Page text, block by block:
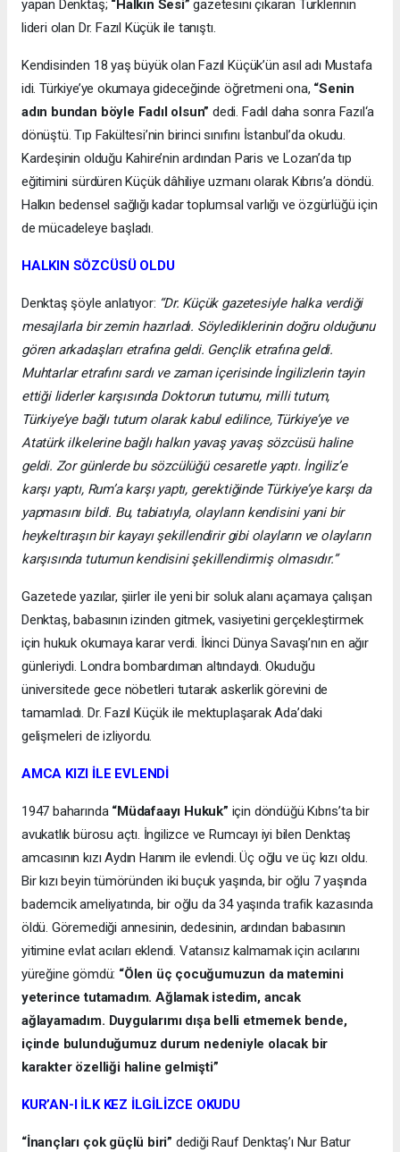
yapan Denktaş; “Halkın Sesi”gazetesini çıkaran Türklerinin
lideri olan Dr. Fazıl Küçük ile tanıştı.
Kendisinden 18 yaş büyük olan Fazıl Küçük’ün asıl adı Mustafa
idi. Türkiye’ye okumaya gideceğinde öğretmeni ona, “Senin
adın bundan böyle Fadıl olsun” dedi. Fadıl daha sonra Fazıl‘a
dönüştü. Tıp Fakültesi’nin birinci sınıfını İstanbul’da okudu.
Kardeşinin olduğu Kahire’nin ardından Paris ve Lozan’da tıp
eğitimini sürdüren Küçük dâhiliye uzmanı olarak Kıbrıs’a döndü.
Halkın bedensel sağlığı kadar toplumsal varlığı ve özgürlüğü için
de mücadeleye başladı.
HALKIN SÖZCÜSÜ OLDU
Denktaş şöyle anlatıyor: “Dr. Küçük gazetesiyle halka verdiği
mesajlarla bir zemin hazırladı. Söylediklerinin doğru olduğunu
gören arkadaşları etrafına geldi. Gençlik etrafına geldi.
Muhtarlar etrafını sardı ve zaman içerisinde İngilizlerin tayin
ettiği liderler karşısında Doktorun tutumu, milli tutum,
Türkiye’ye bağlı tutum olarak kabul edilince, Türkiye’ye ve
Atatürk ilkelerine bağlı halkın yavaş yavaş sözcüsü haline
geldi. Zor günlerde bu sözcülüğü cesaretle yaptı. İngiliz’e
karşı yaptı, Rum’a karşı yaptı, gerektiğinde Türkiye’ye karşı da
yapmasını bildi. Bu, tabiatıyla, olayların kendisini yani bir
heykeltıraşın bir kayayı şekillendirir gibi olayların ve olayların
karşısında tutumun kendisini şekillendirmiş olmasıdır.”
Gazetede yazılar, şiirler ile yeni bir soluk alanı açamaya çalışan
Denktaş, babasının izinden gitmek, vasiyetini gerçekleştirmek
için hukuk okumaya karar verdi. İkinci Dünya Savaşı’nın en ağır
günleriydi. Londra bombardıman altındaydı. Okuduğu
üniversitede gece nöbetleri tutarak askerlik görevini de
tamamladı. Dr. Fazıl Küçük ile mektuplaşarak Ada’daki
gelişmeleri de izliyordu.
AMCA KIZI İLE EVLENDİ
1947 baharında “Müdafaayı Hukuk” için döndüğü Kıbrıs’ta bir
avukatlık bürosu açtı. İngilizce ve Rumcayı iyi bilen Denktaş
amcasının kızı Aydın Hanım ile evlendi. Üç oğlu ve üç kızı oldu.
Bir kızı beyin tümöründen iki buçuk yaşında, bir oğlu 7 yaşında
bademcik ameliyatında, bir oğlu da 34 yaşında trafik kazasında
öldü. Göremediği annesinin, dedesinin, ardından babasının
yitimine evlat acıları eklendi. Vatansız kalmamak için acılarını
yüreğine gömdü: “Ölen üç çocuğumuzun da matemini
yeterince tutamadım. Ağlamak istedim, ancak
ağlayamadım. Duygularımı dışa belli etmemek bende,
içinde bulunduğumuz durum nedeniyle olacak bir
karakter özelliği haline gelmişti”
KUR’AN-I İLK KEZ İLGİLİZCE OKUDU
“İnançları çok güçlü biri” dediği Rauf Denktaş’ı Nur Batur